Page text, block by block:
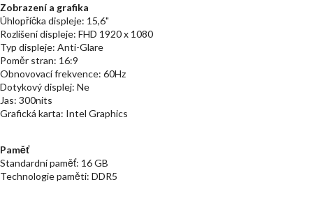
Zobrazení a grafika
Úhlopříčka displeje: 15,6"
Rozlišení displeje: FHD 1920 x 1080
Typ displeje: Anti-Glare
Poměr stran: 16:9
Obnovovací frekvence: 60Hz
Dotykový displej: Ne
Jas: 300nits
Grafická karta: Intel Graphics
Paměť
Standardní paměť: 16 GB
Technologie paměti: DDR5